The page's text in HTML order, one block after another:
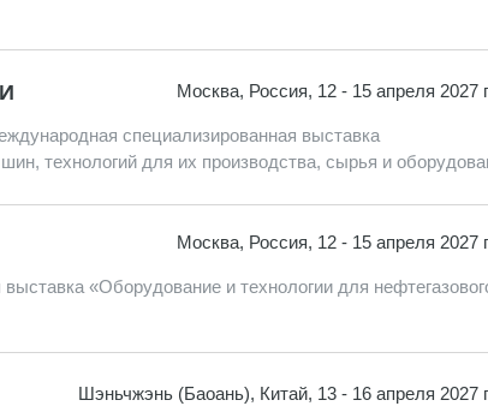
Москва, Россия, 12 - 15 апреля 2027
специализированная выставка
технологий для их производства, сырья и
Москва, Россия, 12 - 15 апреля 2027
«Оборудование и технологии для
Шэньчжэнь (Баоань), Китай, 13 - 16 апреля 2027